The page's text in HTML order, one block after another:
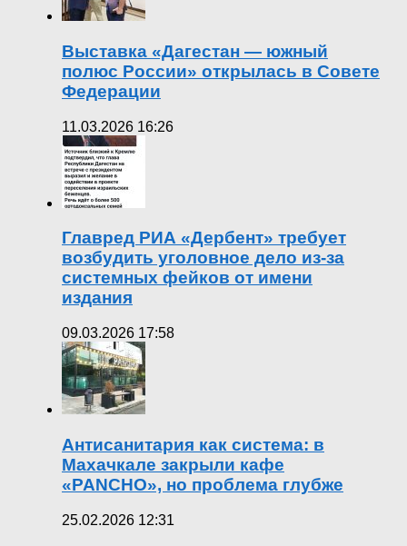
Выставка «Дагестан — южный
полюс России» открылась в Совете
Федерации
11.03.2026 16:26
Главред РИА «Дербент» требует
возбудить уголовное дело из-за
системных фейков от имени
издания
09.03.2026 17:58
Антисанитария как система: в
Махачкале закрыли кафе
«PANCHO», но проблема глубже
25.02.2026 12:31